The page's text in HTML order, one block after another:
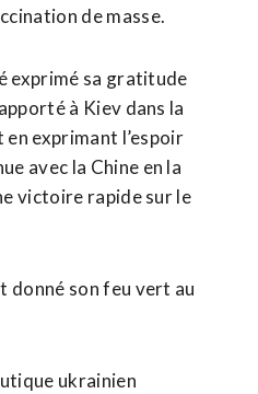
de masse.
exprimé sa gratitude
à Kiev dans la
exprimant l’espoir
avec la Chine en la
victoire rapide sur le
donné son feu vert au
ukrainien